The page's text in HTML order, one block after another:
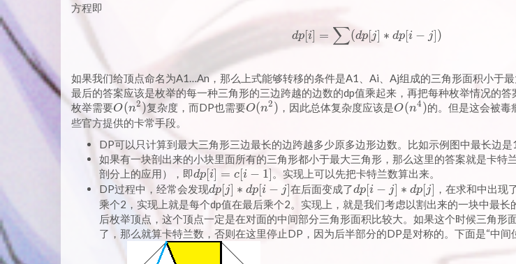
方程即
dp[i] = \sum (dp[j] * dp[i -
dp[i] = ∑(dp[j] ∗ dp[i − j] )
如果我们给顶点命名为A1…An，那么上式能够转移的条件是A1、Ai、Aj组成的三角形面积小于最
最后的答案应该是枚举的每一种三角形的三边跨越的边数的dp值乘起来，再把每种枚举情况的答
枚举需要O(n^2)
O(n2 )复杂度，而DP也需要O(n^2)
O(n2 ) ，因此总体复杂度应该是O(n^4)
O(n4 )的。但是这会被毒
些官方提供的卡常手段。
DP可以只计算到最大三角形三边最长的边跨越多少原多边形边数。比如示例图中最长边是
如果有一块剖出来的小块里面所有的三角形都小于最大三角形，那么这里的答案就是卡特
剖分上的应用），即dp[i]=c[i
- 1]
dp[i] = c[i − 1] 。实现上可以先把卡特兰数算出来。
DP过程中，经常会发现dp[j]
*
dp[i
- j]
dp[j] ∗ dp[i − j]在后面变成了dp[i
- j] *
dp[j]
dp[i − j] ∗ dp[j] ，在求和中出现
乘个2，实现上就是每个dp值在最后乘个2。实现上，就是我们考虑以割出来的一块中最长
后枚举顶点，这个顶点一定是在对面的中间部分三角形面积比较大。如果这个时候三角形
了，那么就算卡特兰数，否则在这里停止DP，因为后半部分的DP是对称的。下面是“中间